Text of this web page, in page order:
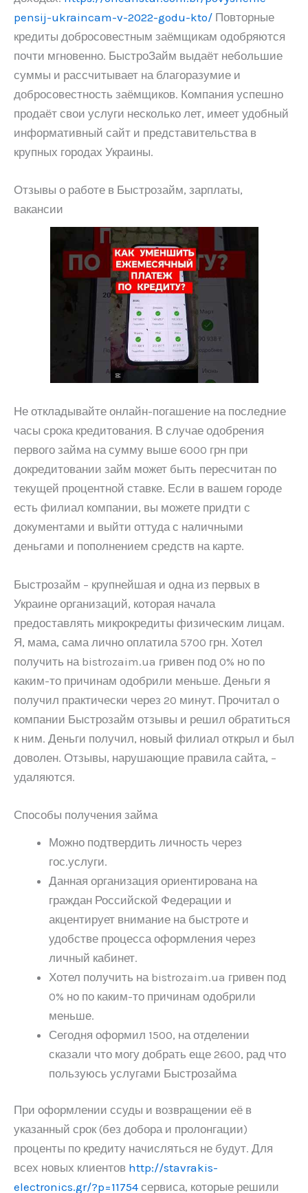
pensij-ukraincam-v-2022-godu-kto/ Повторные
кредиты добросовестным заёмщикам одобряются
почти мгновенно. БыстроЗайм выдаёт небольшие
суммы и рассчитывает на благоразумие и
добросовестность заёмщиков. Компания успешно
продаёт свои услуги несколько лет, имеет удобный
информативный сайт и представительства в
крупных городах Украины.
Отзывы о работе в Быстрозайм, зарплаты,
вакансии
Не откладывайте онлайн-погашение на последние
часы срока кредитования. В случае одобрения
первого займа на сумму выше 6000 грн при
докредитовании займ может быть пересчитан по
текущей процентной ставке. Если в вашем городе
есть филиал компании, вы можете придти с
документами и выйти оттуда с наличными
деньгами и пополнением средств на карте.
Быстрозайм – крупнейшая и одна из первых в
Украине организаций, которая начала
предоставлять микрокредиты физическим лицам.
Я, мама, сама лично оплатила 5700 грн. Хотел
получить на bistrozaim.ua гривен под 0% но по
каким-то причинам одобрили меньше. Деньги я
получил практически через 20 минут. Прочитал о
компании Быстрозайм отзывы и решил обратиться
к ним. Деньги получил, новый филиал открыл и был
доволен. Отзывы, нарушающие правила сайта, –
удаляются.
Способы получения займа
Можно подтвердить личность через
гос.услуги.
Данная организация ориентирована на
граждан Российской Федерации и
акцентирует внимание на быстроте и
удобстве процесса оформления через
личный кабинет.
Хотел получить на bistrozaim.ua гривен под
0% но по каким-то причинам одобрили
меньше.
Сегодня оформил 1500, на отделении
сказали что могу добрать еще 2600, рад что
пользуюсь услугами Быстрозайма
При оформлении ссуды и возвращении её в
указанный срок (без добора и пролонгации)
проценты по кредиту начисляться не будут. Для
всех новых клиентов http://stavrakis-
electronics.gr/?p=11754 сервиса, которые решили